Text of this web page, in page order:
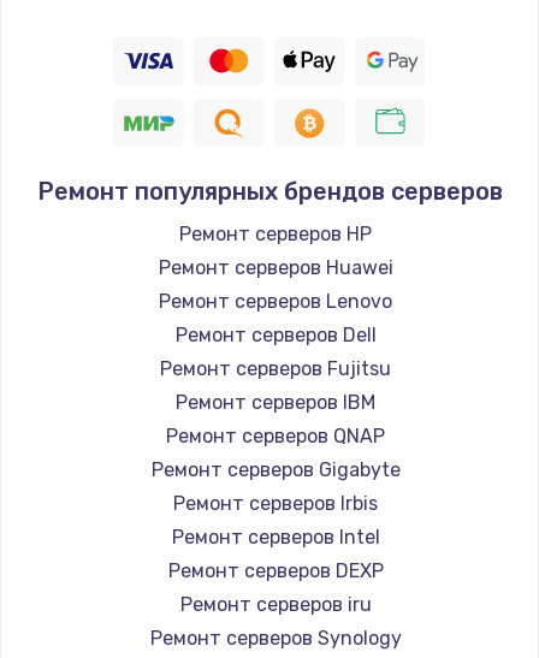
750 руб.
Установка драйверов
725 руб.
Заказать
Замена вебкамеры
1260 руб.
Заказать
Ремонт петель крышки
990 руб.
Заказать
Настройка Wi-Fi
Ремонт популярных брендов серверов
Ремонт серверов HP
Ремонт серверов Huawei
Ремонт серверов Lenovo
Ремонт серверов Dell
Ремонт серверов Fujitsu
Ремонт серверов IBM
Ремонт серверов QNAP
Ремонт серверов Gigabyte
Ремонт серверов Irbis
Ремонт серверов Intel
Ремонт серверов DEXP
Ремонт серверов iru
Ремонт серверов Synology